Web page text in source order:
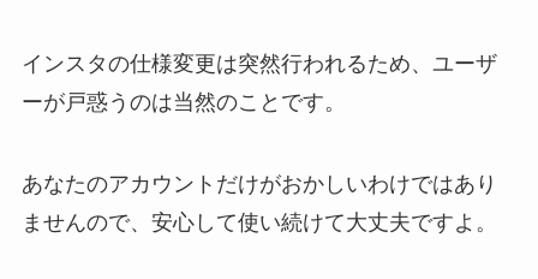
インスタの仕様変更は突然行われるため、 ユーザ
ーが戸惑うのは当然のことです。
あなたのアカウントだけがおかしいわけではあり
ませんので、 安心して使い続けて大丈夫ですよ。